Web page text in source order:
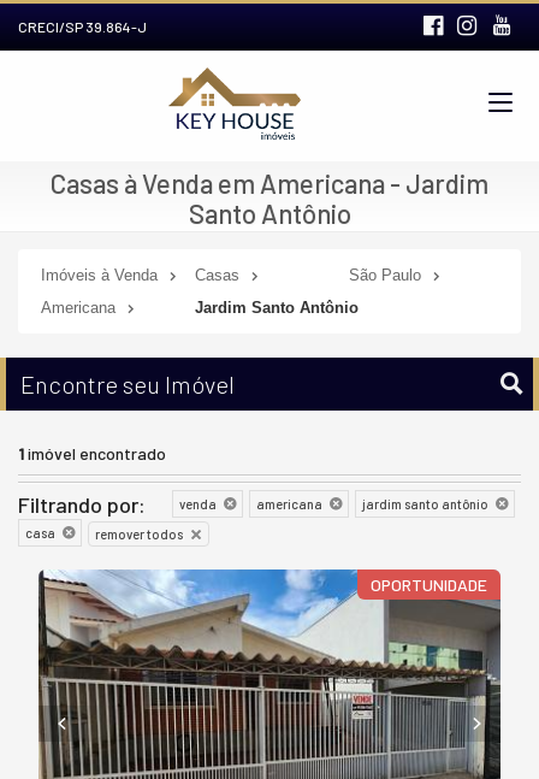
CRECI/SP 39.864-J
Casas à Venda em Americana - Jardim
Santo Antônio
Imóveis à Venda Casas
São Paulo
Americana
Jardim Santo Antônio
Encontre seu Imóvel
1imóvel encontrado
Filtrando por: venda americana
jardim santo antônio
casa
remover todos
OPORTUNIDADE